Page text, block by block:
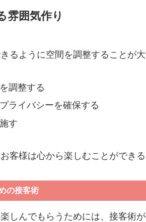
雰囲気作り
るように空間を調整することが大
調整する
ライバシーを確保する
す
客様は心から楽しむことができる
の接客術
しんでもらうためには、接客術が